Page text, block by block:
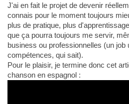
J'ai en fait le projet de devenir
connais pour le moment toujours
plus de pratique, plus
que ça pourra toujours me servir,
business ou professionnelles (un job
compétences, qui sait).
Pour le plaisir, je termine donc cet
chanson en espagnol :